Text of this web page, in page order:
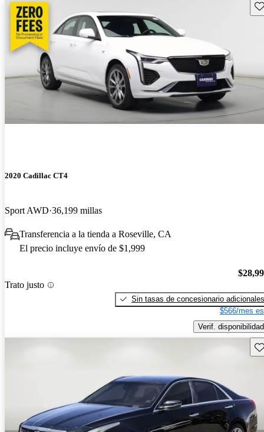
2020 Cadillac CT4
Sport AWD 36,199 millas
Transferencia a la tienda a Roseville, CA
El precio incluye envío de $1,999
Trato justo
Sin tasas de concesionario adicionales
$566/mes
Verif. disponibilidad